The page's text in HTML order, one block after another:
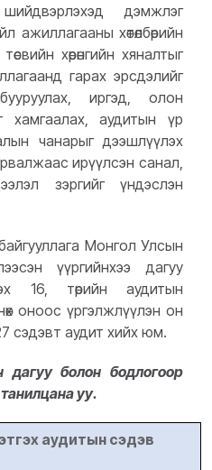
дэмжлэг
ажиллагааны хөтөлбөрийн
хөрөнгийн хяналтыг
гарах эрсдэлийг
иргэд, олон
хамгаалах, аудитын үр
чанарыг дээшлүүлэх
ирүүлсэн санал,
зэргийг үндэслэн
Монгол Улсын
үүргийнхээ дагуу
16, төрийн аудитын
оноос үргэлжлүүлэн он
сэдэвт аудит хийх юм.
дагуу болон бодлогоор
танилцана уу.
аудитын сэдэв